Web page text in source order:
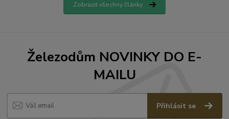
Zobrazit všechny články
Železodům NOVINKY DO E-
MAILU
Přihlásit se